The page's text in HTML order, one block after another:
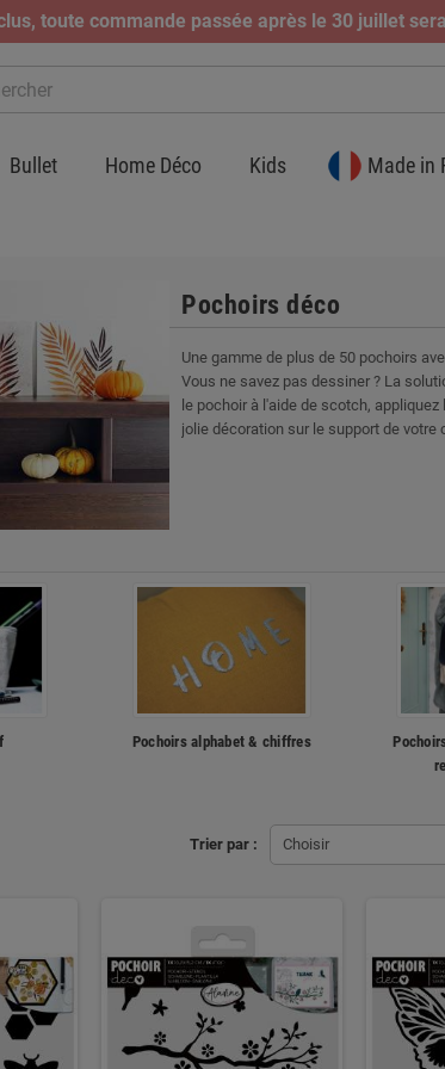
toute commande passée après le 30 juillet
Bullet Home Déco Kids Made in
Pochoirs déco
Une gamme de plus de 50 pochoirs
Vous ne savez pas dessiner ? La
le pochoir à l'aide de scotch,
jolie décoration sur le support de votre
Pochoirs alphabet & chiffres
Trier par : Choisir